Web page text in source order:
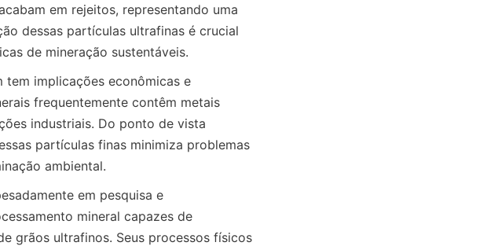
em rejeitos, representando uma
dessas partículas ultrafinas é crucial
implicações econômicas e
frequentemente contêm metais
industriais. Do ponto de vista
partículas finas minimiza problemas
em pesquisa e
mineral capazes de
grãos ultrafinos. Seus processos físicos